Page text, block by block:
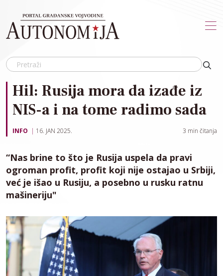
Hil: Rusija mora da izađe iz
NIS-a i na tome radimo sada
INFO 16. JAN 2025. 3 min čitanja
“Nas brine to što je Rusija uspela da pravi
ogroman profit, profit koji nije ostajao u Srbiji,
već je išao u Rusiju, a posebno u rusku ratnu
mašineriju"